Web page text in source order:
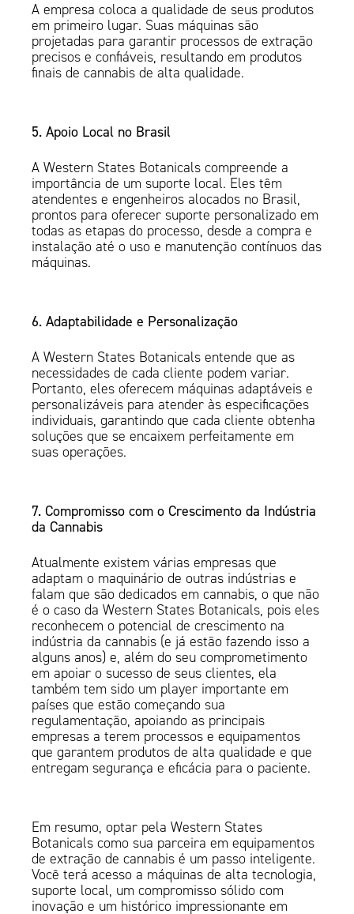
A empresa coloca a qualidade de seus produtos
em primeiro lugar. Suas máquinas são
projetadas para garantir processos de extração
precisos e confiáveis, resultando em produtos
finais de cannabis de alta qualidade.
5. Apoio Local no Brasil
A Western States Botanicals compreende a
importância de um suporte local. Eles têm
atendentes e engenheiros alocados no Brasil,
prontos para oferecer suporte personalizado em
todas as etapas do processo, desde a compra e
instalação até o uso e manutenção contínuos das
máquinas.
6. Adaptabilidade e Personalização
A Western States Botanicals entende que as
necessidades de cada cliente podem variar.
Portanto, eles oferecem máquinas adaptáveis e
personalizáveis para atender às especificações
individuais, garantindo que cada cliente obtenha
soluções que se encaixem perfeitamente em
suas operações.
7. Compromisso com o Crescimento da Indústria
da Cannabis
Atualmente existem várias empresas que
adaptam o maquinário de outras indústrias e
falam que são dedicados em cannabis, o que não
é o caso da Western States Botanicals, pois eles
reconhecem o potencial de crescimento na
indústria da cannabis (e já estão fazendo isso a
alguns anos) e, além do seu comprometimento
em apoiar o sucesso de seus clientes, ela
também tem sido um player importante em
países que estão começando sua
regulamentação, apoiando as principais
empresas a terem processos e equipamentos
que garantem produtos de alta qualidade e que
entregam segurança e eficácia para o paciente.
Em resumo, optar pela Western States
Botanicals como sua parceira em equipamentos
de extração de cannabis é um passo inteligente.
Você terá acesso a máquinas de alta tecnologia,
suporte local, um compromisso sólido com
inovação e um histórico impressionante em